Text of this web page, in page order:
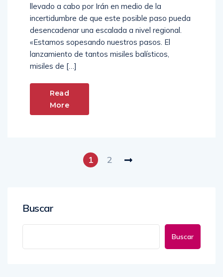
llevado a cabo por Irán en medio de la
incertidumbre de que este posible paso pueda
desencadenar una escalada a nivel regional.
«Estamos sopesando nuestros pasos. El
lanzamiento de tantos misiles balísticos,
misiles de […]
Read
More
1 2
Buscar
Buscar